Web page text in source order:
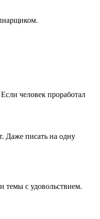
человек проработал
Даже писать на одну
темы с удовольствием.